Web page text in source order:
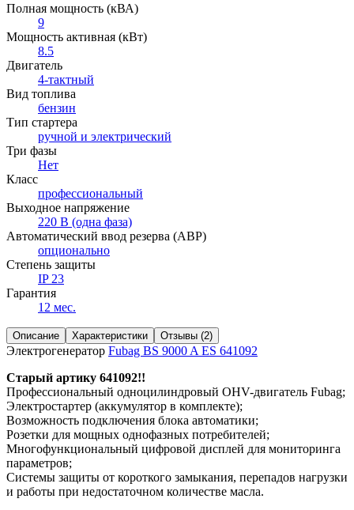
Полная мощность (кВА)
9
Мощность активная (кВт)
8.5
Двигатель
4-тактный
Вид топлива
бензин
Тип стартера
ручной и электрический
Три фазы
Нет
Класс
профессиональный
Выходное напряжение
220 В (одна фаза)
Автоматический ввод резерва (АВР)
опционально
Степень защиты
IP 23
Гарантия
12 мес.
Описание Характеристики Отзывы (2)
Электрогенератор Fubag BS 9000 A ES 641092
Старый артику 641092!!
Профессиональный одноцилиндровый OHV-двигатель Fubag;
Электростартер (аккумулятор в комплекте);
Возможность подключения блока автоматики;
Розетки для мощных однофазных потребителей;
Многофункциональный цифровой дисплей для мониторинга
параметров;
Системы защиты от короткого замыкания, перепадов нагрузки
и работы при недостаточном количестве масла.